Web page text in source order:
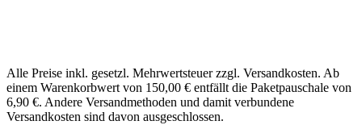
Alle Preise inkl. gesetzl. Mehrwertsteuer zzgl. Versandkosten. Ab
einem Warenkorbwert von 150,00 € entfällt die Paketpauschale von
6,90 €. Andere Versandmethoden und damit verbundene
Versandkosten sind davon ausgeschlossen.